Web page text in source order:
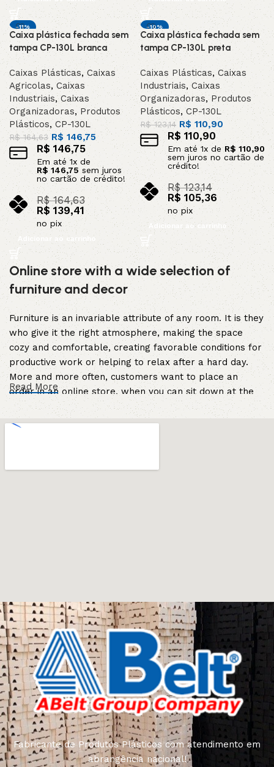
-11%
DESTAQUE
Caixa plástica fechada sem
tampa CP-130L branca
Caixas Plásticas, Caixas
Agricolas,Caixas
Industriais,Caixas
Organizadoras, Produtos
Plásticos, CP-130L
R$164,63 R$ 146,75
R$146,75
Em até1x de
R$146,75 sem juros
no cartão de crédito!
R$164,63
R$139,41
no pix
Adicionar ao carrinho
-10%
DESTAQUE
Caixa plástica fechada sem
tampa CP-130L preta
Caixas Plásticas,Caixas
Industriais,Caixas
Organizadoras,Produtos
Plásticos,CP-130L
R$123,14 R$ 110,90
R$ 110,90
Em até 1x de R$ 110,90
sem juros no cartão de
crédito!
R$123,14
R$105,36
no pix
Adicionar ao carrinho
Online store with a wide selection of
furniture and decor
Furniture is an invariable attribute of any room. It is they
who give it the right atmosphere, making the space
cozy and comfortable, creating favorable conditions for
productive work or helping to relax after a hard day.
More and more often, customers want to place an
order in an online store, when you can sit down at the
computer in your free time, arrange the furniture in the
photo and calmly buy the furniture you like. The online
connoisseurs of beauty. We have selected for you the
best models from modern craftsmen who managed to
ingeniously combine elegance, quality and practicality in
each product unit. Our assortment includes products
from proven companies. Who for many years of
continuous joint work did not give reason to doubt their
reliability and honesty. All of them guarantee the high
quality of their products, excellent operational
characteristics, attractive appearance of the products, a
long period of use of the furniture, as well as safety.
Read More
Fabricante de Produtos Plásticos com atendimento em
abrangência nacional!